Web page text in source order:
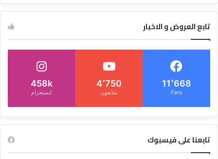
تابع العروض و الاخبار
11٬668
Fans
4٬750
متابعون
458k
انستجرام
تابعنا على فيسبوك